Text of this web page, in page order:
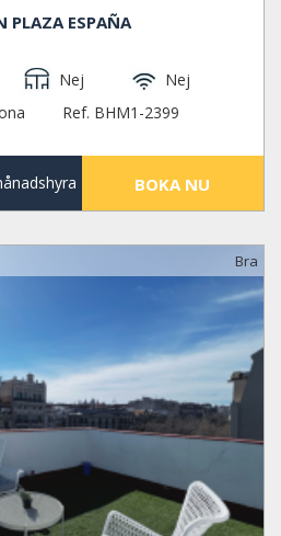
PLAZA ESPAÑA
Nej
Nej
Ref. BHM1-2399
BOKA NU
Bra